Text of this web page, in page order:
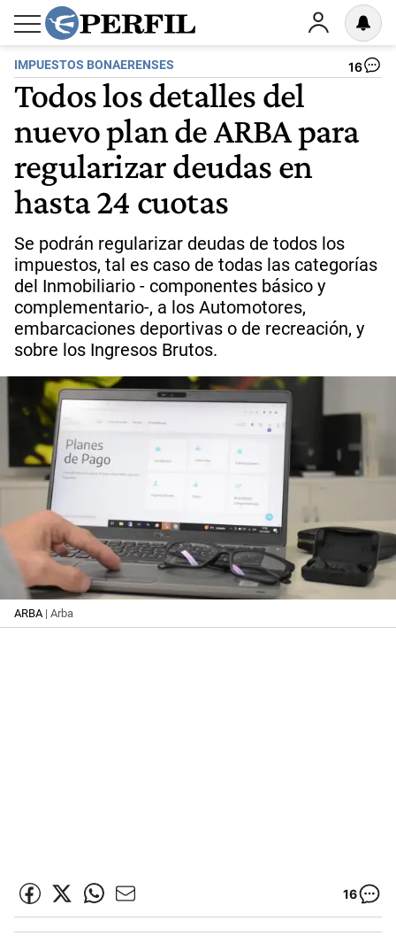
IMPUESTOS BONAERENSES 16
Todos los detalles del
nuevo plan de ARBA para
regularizar deudas en
hasta 24 cuotas
Se podrán regularizar deudas de todos los
impuestos, tal es caso de todas las categorías
del Inmobiliario - componentes básico y
complementario-, a los Automotores,
embarcaciones deportivas o de recreación, y
sobre los Ingresos Brutos.
ARBA| Arba
16